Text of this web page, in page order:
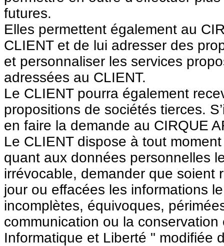
futures.
Elles permettent également au
CLIENT et de lui adresser des
et personnaliser les services
adressées au CLIENT.
Le CLIENT pourra également
propositions de sociétés tierces.
en faire la demande au CIRQUE
Le CLIENT dispose à tout
quant aux données personnelles
irrévocable, demander que soient
jour ou effacées les informations
incomplètes, équivoques,
communication ou la
Informatique et Liberté " modifiée